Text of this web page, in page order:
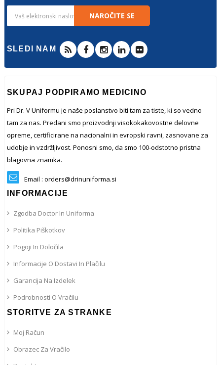
NAROČITE SE
SLEDI NAM
SKUPAJ PODPIRAMO MEDICINO
Pri Dr. V Uniformu je naše poslanstvo biti tam za tiste, ki so vedno
tam za nas. Predani smo proizvodnji visokokakovostne delovne
opreme, certificirane na nacionalni in evropski ravni, zasnovane za
udobje in vzdržljivost. Ponosni smo, da smo 100-odstotno pristna
blagovna znamka.
Email : orders@drinuniforma.si
INFORMACIJE
Zgodba Doctor In Uniforma
Politika Piškotkov
Pogoji In Določila
Informacije O Dostavi In ​​plačilu
Garancija Na Izdelek
Podrobnosti O Vračilu
STORITVE ZA STRANKE
Moj Račun
Obrazec Za Vračilo